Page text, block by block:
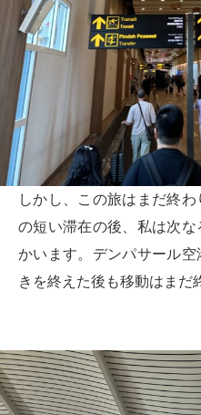
しかし、この旅はまだ終
の短い滞在の後、私は次
かいます。デンパサール
きを終えた後も移動はまだ